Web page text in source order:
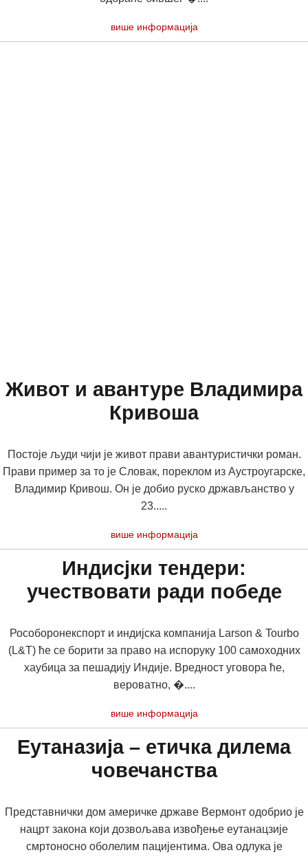
више информација
Живот и авантуре Владимира
Кривоша
Постоје људи чији је живот прави авантуристички роман.
Прави пример за то је Словак, пореклом из Аустроугарске,
Владимир Кривош. Он је добио руско држављанство у
23.....
више информација
Индисјки тендери:
учествовати ради победе
Рособоронекспорт и индијска компанија Larson & Tourbo
(L&T) ће се борити за право на испоруку 100 самоходних
хаубица за пешадију Индије. Вредност уговора ће,
вероватно, �....
више информација
Еутаназија – етичка дилема
човечанства
Представнички дом америчке државе Вермонт одобрио је
нацрт закона који дозвољава извођење еутанацзије
смртоносно оболелим пацијентима. Ова одлука је